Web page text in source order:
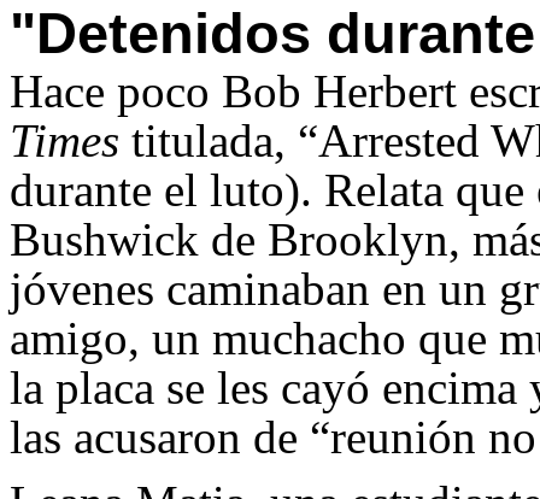
"Detenidos
Hace poco Bob Herbert
Times titulada, “Arrested
durante el luto). Relata
Bushwick de Brooklyn,
jóvenes caminaban en un
amigo, un muchacho que
la placa se les cayó encima
las acusaron de “reunión